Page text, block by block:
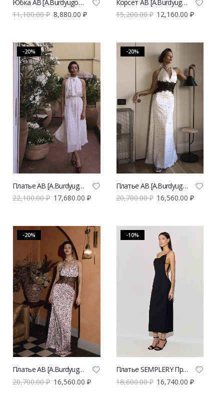
Юбка AB [A.Burdyugova] мини голубая с кружевной отделкой | VERESK studio
11,100.00₽ 8,880.00 ₽
Корсет AB [A.Burdyugova] голубой с кружевной отделкой | VERESK studio
15,200.00₽ 12,160.00₽
-20%
Платье AB [A.Burdyugova] миди в молочном цвете с принтом | VERESK studio
22,100.00₽ 17,680.00 ₽
-20%
Платье AB [A.Burdyugova] макси в горох | VERESK studio
20,700.00₽ 16,560.00₽
-20%
Платье AB [A.Burdyugova] макси с анималистичным принтом | VERESK studio
20,700.00₽ 16,560.00 ₽
-10%
Платье SEMPLERY Провокация из костюмной ткани | VERESK studio
18,600.00₽ 16,740.00₽